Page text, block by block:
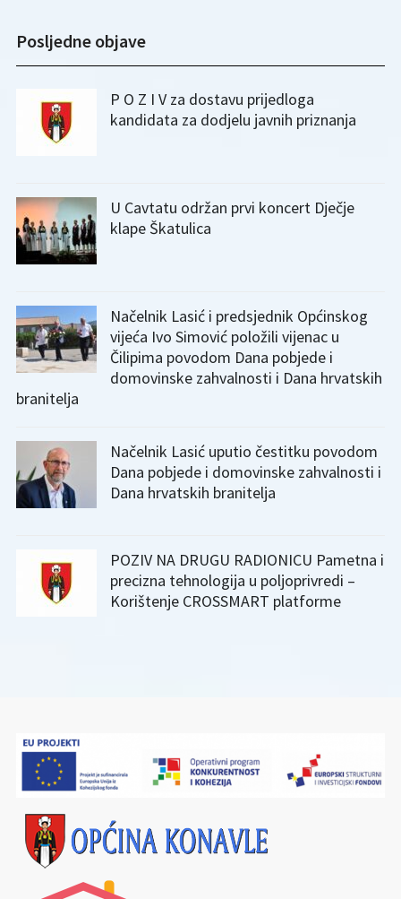
Posljedne objave
P O Z I V za dostavu prijedloga
kandidata za dodjelu javnih priznanja
U Cavtatu održan prvi koncert Dječje
klape Škatulica
Načelnik Lasić i predsjednik Općinskog
vijeća Ivo Simović položili vijenac u
Čilipima povodom Dana pobjede i
domovinske zahvalnosti i Dana hrvatskih
branitelja
Načelnik Lasić uputio čestitku povodom
Dana pobjede i domovinske zahvalnosti i
Dana hrvatskih branitelja
POZIV NA DRUGU RADIONICU Pametna i
precizna tehnologija u poljoprivredi –
Korištenje CROSSMART platforme